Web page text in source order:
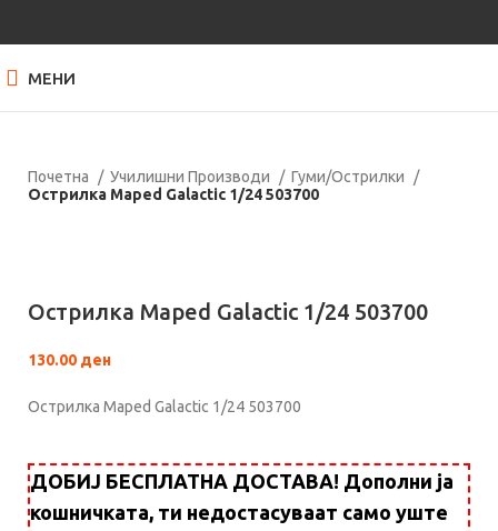
МЕНИ
Почетна Училишни Производи
Гуми/Острилки
Острилка Maped Galactic 1/24 503700
Острилка Maped Galactic 1/24 503700
130.00 ден
Острилка Maped Galactic 1/24 503700
ДОБИЈ БЕСПЛАТНА ДОСТАВА! Дополни ја
кошничката, ти недостасуваат само уште